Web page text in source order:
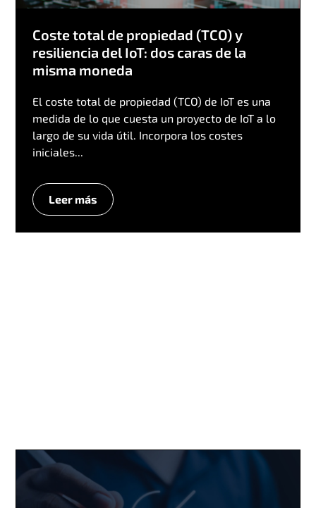
Coste total de propiedad (TCO) y
resiliencia del IoT: dos caras de la
misma moneda
El coste total de propiedad (TCO) de IoT es una
medida de lo que cuesta un proyecto de IoT a lo
largo de su vida útil. Incorpora los costes
iniciales...
Leer más